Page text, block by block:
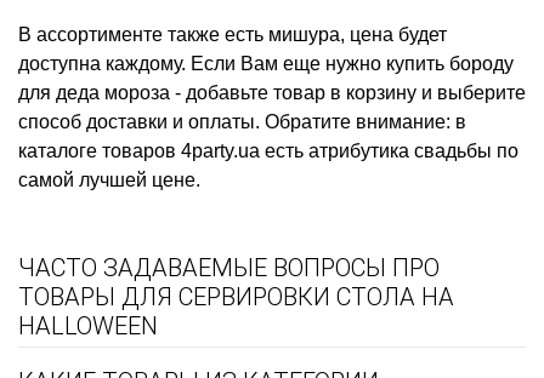
В ассортименте также есть мишура, цена будет
доступна каждому. Если Вам еще нужно купить бороду
для деда мороза - добавьте товар в корзину и выберите
способ доставки и оплаты. Обратите внимание: в
каталоге товаров 4party.ua есть атрибутика свадьбы по
самой лучшей цене.
ЧАСТО ЗАДАВАЕМЫЕ ВОПРОСЫ ПРО
ТОВАРЫ ДЛЯ СЕРВИРОВКИ СТОЛА НА
HALLOWEEN